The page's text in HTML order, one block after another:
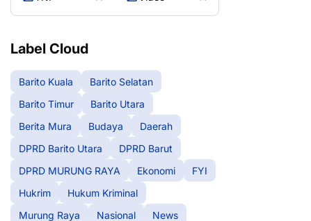
Label Cloud
Barito Kuala
Barito Selatan
Barito Timur
Barito Utara
Berita Mura
Budaya
Daerah
DPRD Barito Utara
DPRD Barut
DPRD MURUNG RAYA
Ekonomi
FYI
Hukrim
Hukum Kriminal
Murung Raya
Nasional
News